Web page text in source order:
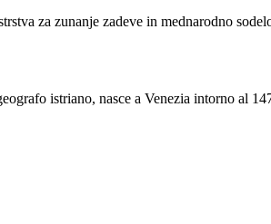
za zunanje zadeve in mednarodno
istriano, nasce a Venezia intorno al